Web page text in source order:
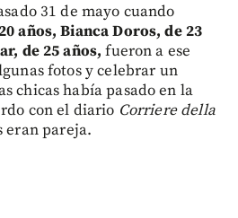
31 de mayo cuando
años, Bianca Doros, de 23
de 25 años, fueron a ese
fotos y celebrar un
chicas había pasado en la
con el diario Corriere della
eran pareja.